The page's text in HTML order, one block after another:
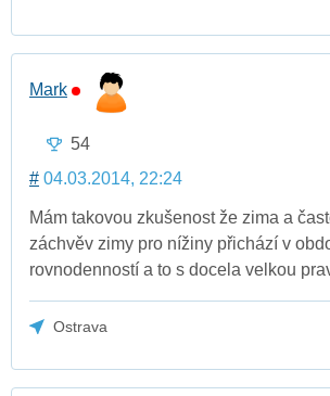
Mark
54
# 04.03.2014, 22:24
Mám takovou zkušenost že zima a
záchvěv zimy pro nížiny přichází v
rovnodenností a to s docela velkou
Ostrava